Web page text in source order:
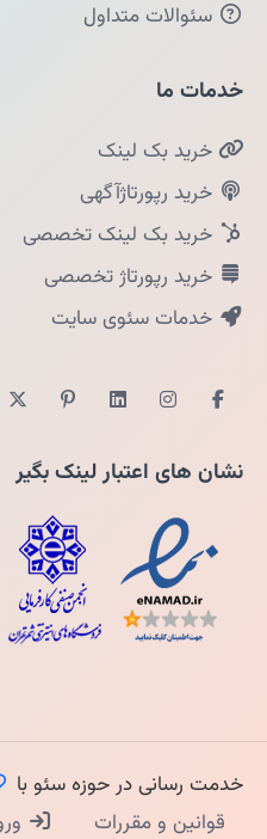
سئوالات متداول
خدمات ما
خرید بک لینک
خرید رپورتاژآگهی
خرید بک لینک تخصصی
خرید رپورتاژ تخصصی
خدمات سئوی سایت
نشان های اعتبار لینک بگیر
خدمت رسانی در حوزه سئو با
قوانین و مقررات